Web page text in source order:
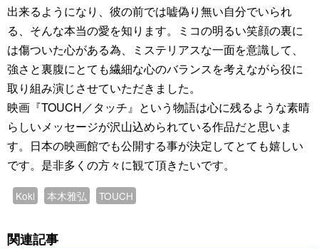
出来るようになり、彼の前では嘘偽り無い自分でいられ
る、そんな本当の愛を知ります。ミコの明るい笑顔の裏に
は傷ついた心がある為、ミステリアスな一面を意識して、
強さと裏腹にとても繊細な心のバランスを考えながら役に
取り組み演じさせていただきました。
映画『TOUCH／タッチ』という物語は心に残るような素晴
らしいメッセージが沢山込められている作品だと思いま
す。日本の映画館でも公開する事が決定してとても嬉しい
です。是非多くの方々に観て頂きたいです。
Koki 本木雅弘 TOUCH
関連記事